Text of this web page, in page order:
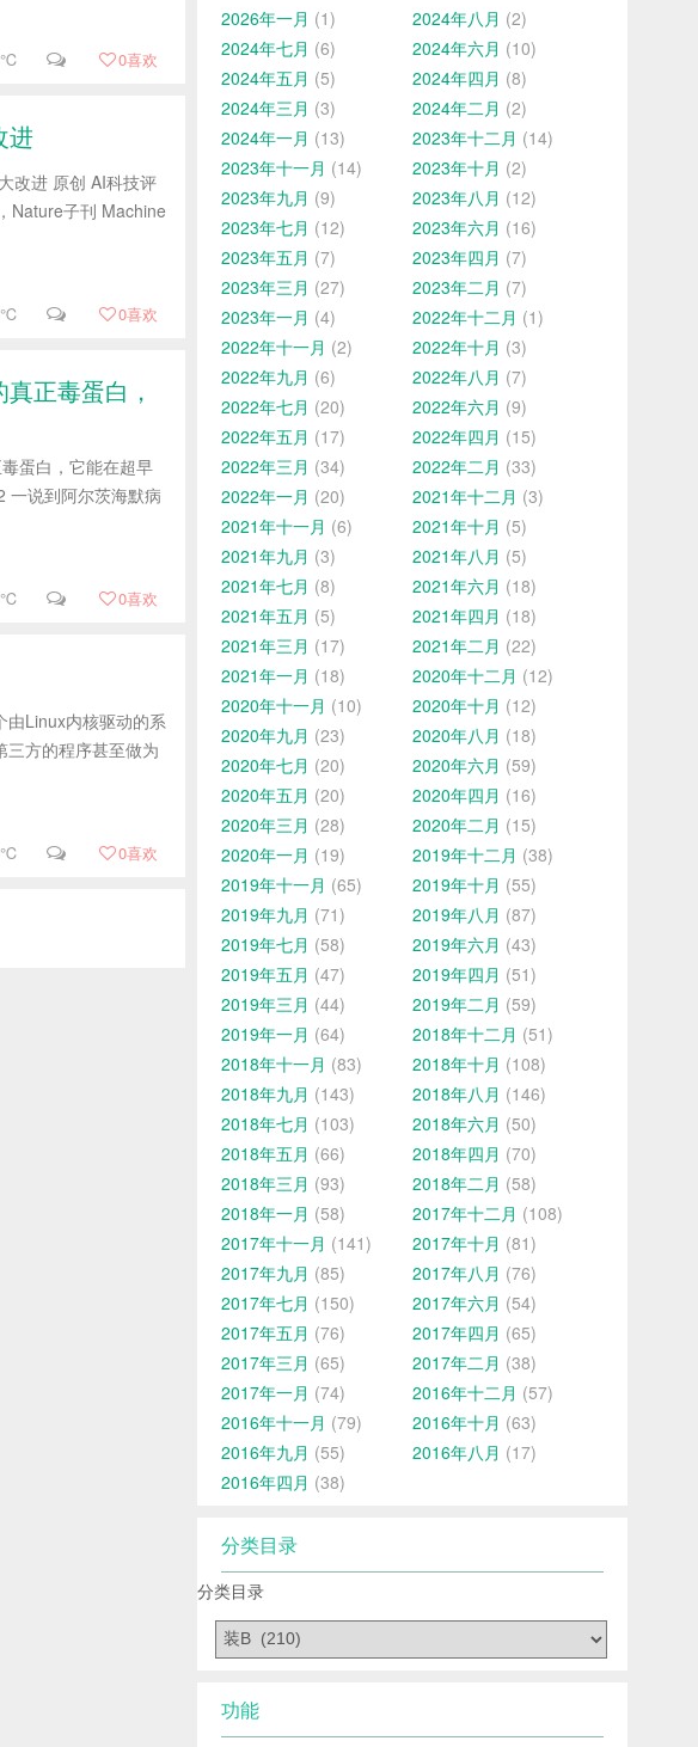
0喜欢
进
改进 原创 AI科技评
Nature子刊 Machine
0喜欢
正毒蛋白，
蛋白，它能在超早
一说到阿尔茨海默病
0喜欢
由Linux内核驱动的系
方的程序甚至做为
0喜欢
2026年一月 (1) 2024年八月 (2)
2024年七月 (6) 2024年六月 (10)
2024年五月 (5) 2024年四月 (8)
2024年三月 (3) 2024年二月 (2)
2024年一月 (13) 2023年十二月 (14)
2023年十一月 (14) 2023年十月 (2)
2023年九月 (9) 2023年八月 (12)
2023年七月 (12) 2023年六月 (16)
2023年五月 (7) 2023年四月 (7)
2023年三月 (27) 2023年二月 (7)
2023年一月 (4) 2022年十二月 (1)
2022年十一月 (2) 2022年十月 (3)
2022年九月 (6) 2022年八月 (7)
2022年七月 (20) 2022年六月 (9)
2022年五月 (17) 2022年四月 (15)
2022年三月 (34) 2022年二月 (33)
2022年一月 (20) 2021年十二月 (3)
2021年十一月 (6) 2021年十月 (5)
2021年九月 (3) 2021年八月 (5)
2021年七月 (8) 2021年六月 (18)
2021年五月 (5) 2021年四月 (18)
2021年三月 (17) 2021年二月 (22)
2021年一月 (18) 2020年十二月 (12)
2020年十一月 (10) 2020年十月 (12)
2020年九月 (23) 2020年八月 (18)
2020年七月 (20) 2020年六月 (59)
2020年五月 (20) 2020年四月 (16)
2020年三月 (28) 2020年二月 (15)
2020年一月 (19) 2019年十二月 (38)
2019年十一月 (65) 2019年十月 (55)
2019年九月 (71) 2019年八月 (87)
2019年七月 (58) 2019年六月 (43)
2019年五月 (47) 2019年四月 (51)
2019年三月 (44) 2019年二月 (59)
2019年一月 (64) 2018年十二月 (51)
2018年十一月 (83) 2018年十月 (108)
2018年九月 (143) 2018年八月 (146)
2018年七月 (103) 2018年六月 (50)
2018年五月 (66) 2018年四月 (70)
2018年三月 (93) 2018年二月 (58)
2018年一月 (58) 2017年十二月 (108)
2017年十一月 (141) 2017年十月 (81)
2017年九月 (85) 2017年八月 (76)
2017年七月 (150) 2017年六月 (54)
2017年五月 (76) 2017年四月 (65)
2017年三月 (65) 2017年二月 (38)
2017年一月 (74) 2016年十二月 (57)
2016年十一月 (79) 2016年十月 (63)
2016年九月 (55) 2016年八月 (17)
2016年四月 (38)
分类目录
分类目录
功能